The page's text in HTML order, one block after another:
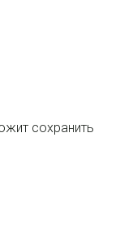
сохранить